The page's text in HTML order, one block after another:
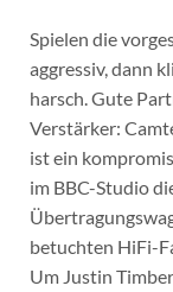
Spielen die
aggressiv, dann
harsch. Gute
Verstärker:
ist ein
im BBC-Studio
betuchten HiFi-
Um Justin